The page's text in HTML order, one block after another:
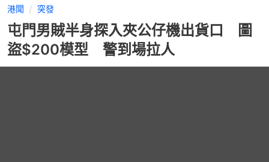
港聞 突發
屯門男賊半身探入夾公仔機出貨口 圖
盜$200模型 警到場拉人